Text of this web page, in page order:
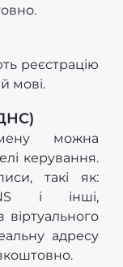
реєстрацію
мові.
можна
керування.
такі як:
і інші,
адресу